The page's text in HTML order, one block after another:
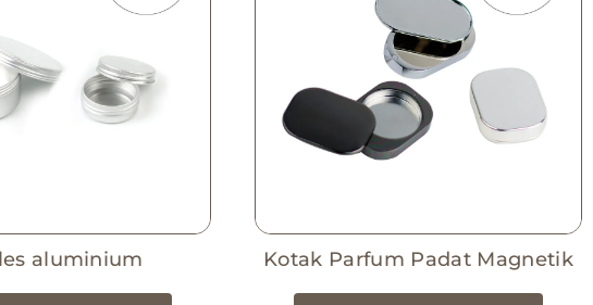
aluminium Kotak Parfum Padat Magnetik